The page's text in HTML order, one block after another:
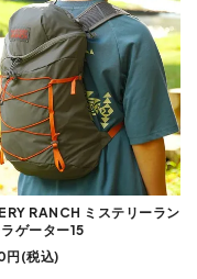
RANCH ミステリーラン
ゲーター15
(税込)